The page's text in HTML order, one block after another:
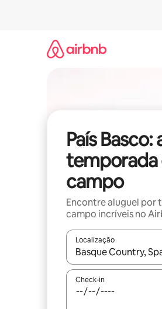
País
temporada
campo
Encontre aluguel por
campo incríveis no
Localização
Quando os resultados
Check-in